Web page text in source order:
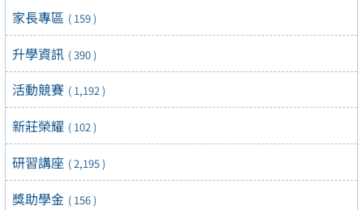
家長專區 ( 159 )
升學資訊 ( 390 )
活動競賽 ( 1,192 )
新莊榮耀 ( 102 )
研習講座 ( 2,195 )
獎助學金 ( 156 )